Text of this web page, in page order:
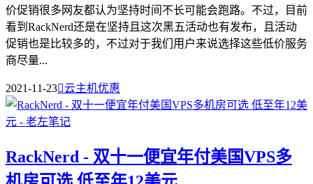
价促销很多网友都认为坚持时间不长可能会跑路。不过，目前
看到RackNerd还是在坚持且这次黑五活动也有发布，且活动
促销也是比较多的，不过对于我们用户来说选择这些低价服务
商尽量...
2021-11-23云主机优惠
RackNerd - 双十一便宜年付美国VPS多